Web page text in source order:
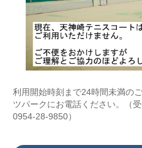
利用開始時刻まで24時間未満の
ツパークにお電話ください。（
0954-28-9850）